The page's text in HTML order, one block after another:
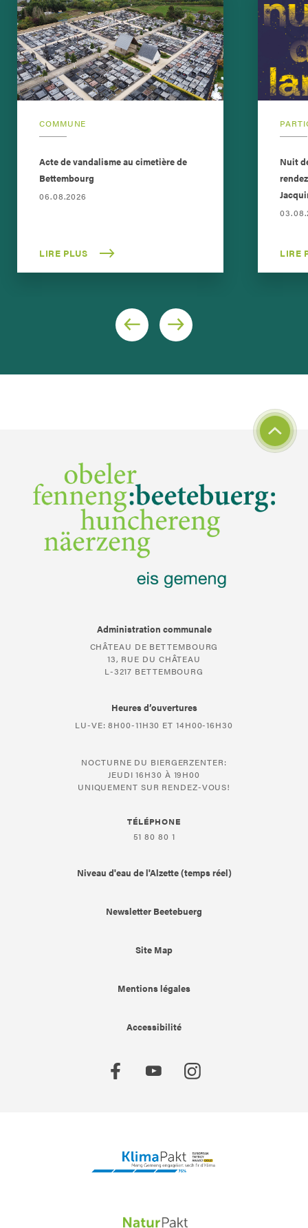
COMMUNE
Acte de vandalisme au cimetière de
Bettembourg
06.08.2026
LIRE PLUS
Nuit
LIRE
Administration communale
CHÂTEAU DE BETTEMBOURG
13, RUE DU CHÂTEAU
L-3217 BETTEMBOURG
Heures d’ouvertures
LU-VE: 8H00-11H30 ET 14H00-16H30
NOCTURNE DU BIERGERZENTER:
JEUDI 16H30 À 19H00
UNIQUEMENT SUR RENDEZ-VOUS!
TÉLÉPHONE
51 80 80 1
Niveau d'eau de l'Alzette (temps réel)
Newsletter Beetebuerg
Site Map
Mentions légales
Accessibilité